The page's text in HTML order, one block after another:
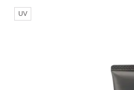
ギフト
Gift
UV